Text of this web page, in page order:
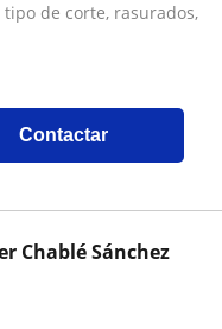
de corte, rasurados,
Contactar
Chablé Sánchez